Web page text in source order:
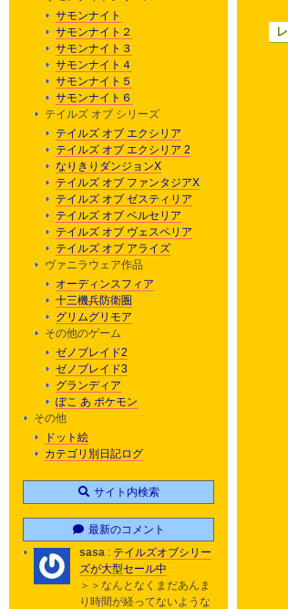
サモンナイト
サモンナイト２
サモンナイト３
サモンナイト４
サモンナイト５
サモンナイト６
テイルズ オブ シリーズ
テイルズ オブ エクシリア
テイルズ オブ エクシリア 2
なりきりダンジョンX
テイルズ オブ ファンタジアX
テイルズ オブ ゼスティリア
テイルズ オブ ベルセリア
テイルズ オブ ヴェスペリア
テイルズ オブ アライズ
ヴァニラウェア作品
オーディンスフィア
十三機兵防衛圏
グリムグリモア
その他のゲーム
ゼノブレイド2
ゼノブレイド3
グランディア
ぽこ あ ポケモン
その他
ドット絵
カテゴリ別日記ログ
サイト内検索
最新のコメント
sasa : テイルズオブシリー
ズが大型セール中
＞＞なんとなくまだあんま
り時間が経ってないような